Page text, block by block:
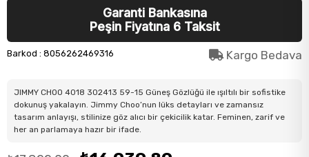
Garanti Bankasına
Peşin Fiyatına 6 Taksit
Barkod : 8056262469316 Kargo Bedava
JIMMY CHOO 4018 302413 59-15 Güneş Gözlüğü ile ışıltılı bir sofistike
dokunuş yakalayın. Jimmy Choo’nun lüks detayları ve zamansız
tasarım anlayışı, stilinize göz alıcı bir çekicilik katar. Feminen, zarif ve
her an parlamaya hazır bir ifade.